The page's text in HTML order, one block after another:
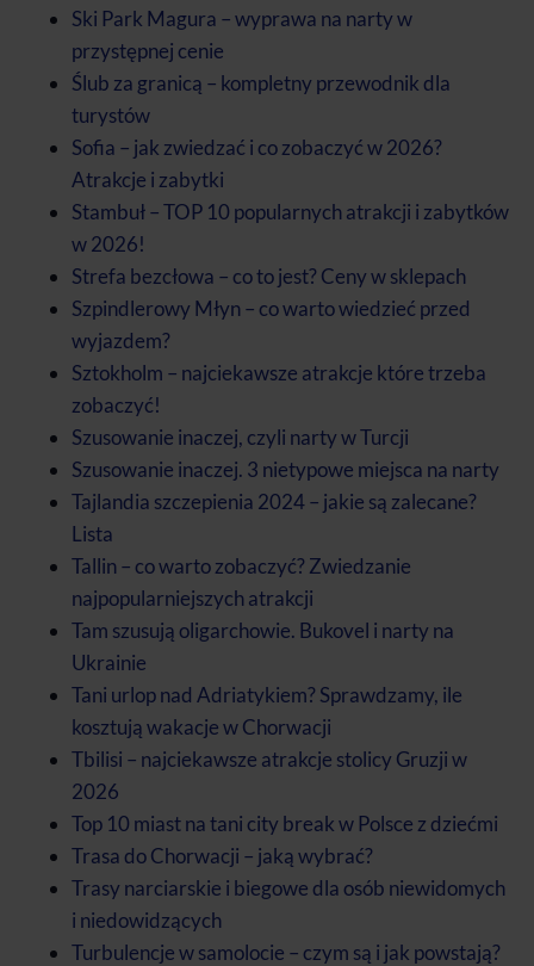
Ski Park Magura – wyprawa na narty w
przystępnej cenie
Ślub za granicą – kompletny przewodnik dla
turystów
Sofia – jak zwiedzać i co zobaczyć w 2026?
Atrakcje i zabytki
Stambuł – TOP 10 popularnych atrakcji i zabytków
w 2026!
Strefa bezcłowa – co to jest? Ceny w sklepach
Szpindlerowy Młyn – co warto wiedzieć przed
wyjazdem?
Sztokholm – najciekawsze atrakcje które trzeba
zobaczyć!
Szusowanie inaczej, czyli narty w Turcji
Szusowanie inaczej. 3 nietypowe miejsca na narty
Tajlandia szczepienia 2024 – jakie są zalecane?
Lista
Tallin – co warto zobaczyć? Zwiedzanie
najpopularniejszych atrakcji
Tam szusują oligarchowie. Bukovel i narty na
Ukrainie
Tani urlop nad Adriatykiem? Sprawdzamy, ile
kosztują wakacje w Chorwacji
Tbilisi – najciekawsze atrakcje stolicy Gruzji w
2026
Top 10 miast na tani city break w Polsce z dziećmi
Trasa do Chorwacji – jaką wybrać?
Trasy narciarskie i biegowe dla osób niewidomych
i niedowidzących
Turbulencje w samolocie – czym są i jak powstają?